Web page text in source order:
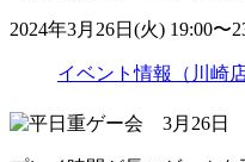
2024年3月26日(火) 19:00〜
イベント情報（川崎店